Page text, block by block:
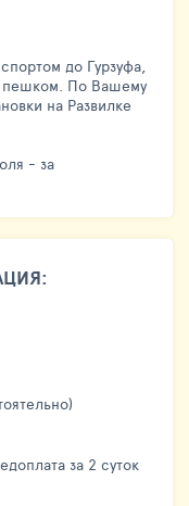
до Гурзуфа,
пешком. По Вашему
на Развилке
- за
за 2 суток